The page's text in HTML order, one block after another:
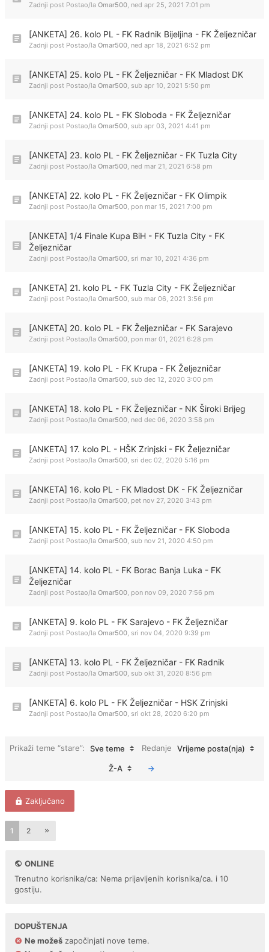
Zadnji post Postao/la Omar500, ned apr 25, 2021 7:01 pm
[ANKETA] 26. kolo PL - FK Radnik Bijeljina - FK Željezničar
Zadnji post Postao/la Omar500, ned apr 18, 2021 6:52 pm
[ANKETA] 25. kolo PL - FK Željezničar - FK Mladost DK
Zadnji post Postao/la Omar500, sub apr 10, 2021 5:50 pm
[ANKETA] 24. kolo PL - FK Sloboda - FK Željezničar
Zadnji post Postao/la Omar500, sub apr 03, 2021 4:41 pm
[ANKETA] 23. kolo PL - FK Željezničar - FK Tuzla City
Zadnji post Postao/la Omar500, ned mar 21, 2021 6:58 pm
[ANKETA] 22. kolo PL - FK Željezničar - FK Olimpik
Zadnji post Postao/la Omar500, pon mar 15, 2021 7:00 pm
[ANKETA] 1/4 Finale Kupa BiH - FK Tuzla City - FK
Željezničar
Zadnji post Postao/la Omar500, sri mar 10, 2021 4:36 pm
[ANKETA] 21. kolo PL - FK Tuzla City - FK Željezničar
Zadnji post Postao/la Omar500, sub mar 06, 2021 3:56 pm
[ANKETA] 20. kolo PL - FK Željezničar - FK Sarajevo
Zadnji post Postao/la Omar500, pon mar 01, 2021 6:28 pm
[ANKETA] 19. kolo PL - FK Krupa - FK Željezničar
Zadnji post Postao/la Omar500, sub dec 12, 2020 3:00 pm
[ANKETA] 18. kolo PL - FK Željezničar - NK Široki Brijeg
Zadnji post Postao/la Omar500, ned dec 06, 2020 3:58 pm
[ANKETA] 17. kolo PL - HŠK Zrinjski - FK Željezničar
Zadnji post Postao/la Omar500, sri dec 02, 2020 5:16 pm
[ANKETA] 16. kolo PL - FK Mladost DK - FK Željezničar
Zadnji post Postao/la Omar500, pet nov 27, 2020 3:43 pm
[ANKETA] 15. kolo PL - FK Željezničar - FK Sloboda
Zadnji post Postao/la Omar500, sub nov 21, 2020 4:50 pm
[ANKETA] 14. kolo PL - FK Borac Banja Luka - FK
Željezničar
Zadnji post Postao/la Omar500, pon nov 09, 2020 7:56 pm
[ANKETA] 9. kolo PL - FK Sarajevo - FK Željezničar
Zadnji post Postao/la Omar500, sri nov 04, 2020 9:39 pm
[ANKETA] 13. kolo PL - FK Željezničar - FK Radnik
Zadnji post Postao/la Omar500, sub okt 31, 2020 8:56 pm
[ANKETA] 6. kolo PL - FK Željezničar - HSK Zrinjski
Zadnji post Postao/la Omar500, sri okt 28, 2020 6:20 pm
Prikaži teme “stare”: Sve teme Redanje Vrijeme posta(nja)
Ž-A
Zaključano
1 2
ONLINE
Trenutno korisnika/ca: Nema prijavljenih korisnika/ca. i 10
gostiju.
DOPUŠTENJA
Ne možeš započinjati nove teme.